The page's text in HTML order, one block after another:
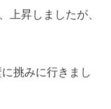
上昇しましたが、
挑みに行きまし